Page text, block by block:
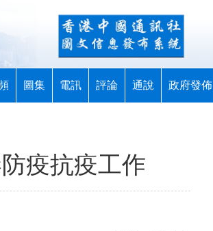
圖集 電訊 評論 通說 政府發佈
疫抗疫工作